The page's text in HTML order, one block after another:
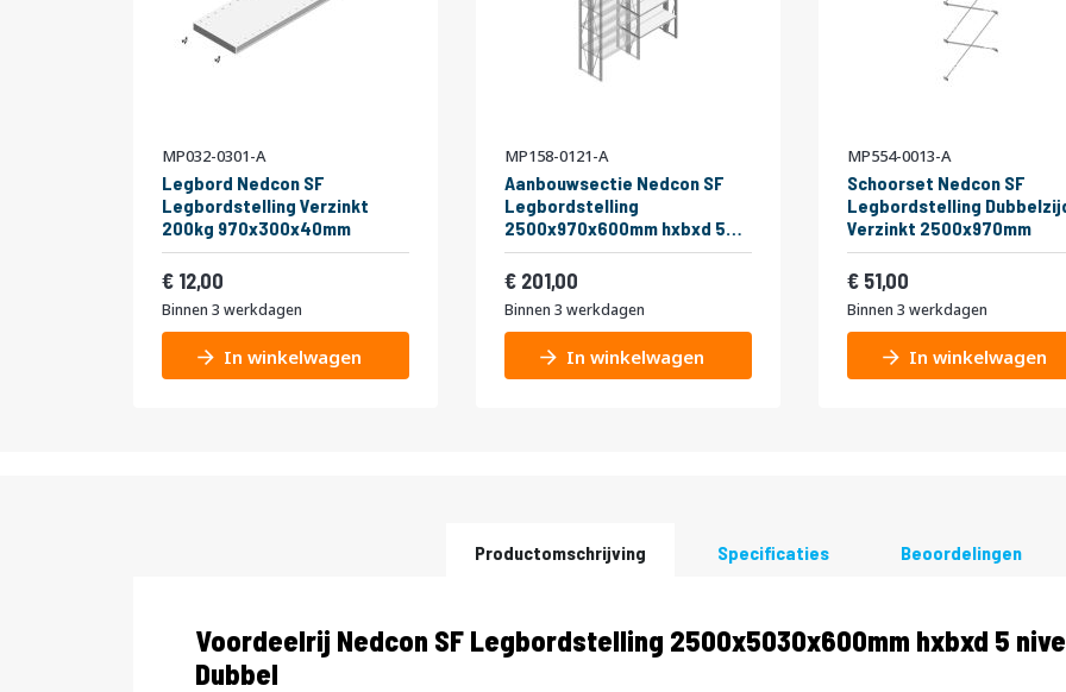
MP032-0301-A
Legbord Nedcon SF
Legbordstelling Verzinkt
200kg 970x300x40mm
Vanaf
12,00
Binnen 3 werkdagen
In winkelwagen
MP158-0121-A
Aanbouwsectie Nedcon SF
Legbordstelling
2500x970x600mm hxbxd 5
niveaus Metaal Verzinkt
200kg Dubbel
Vanaf
201,00
Binnen 3 werkdagen
In winkelwagen
MP554-0013-A
Schoorset Nedcon SF
Legbordstelling
Verzinkt 2500x970mm
Vanaf
51,00
Binnen 3 werkdagen
In winkelwagen
Productomschrijving
Productomschrijving
Voordeelrij Nedcon SF Legbordstelling 2500x5030x600mm hxbxd 5
Dubbel
Specificaties Beoordelingen